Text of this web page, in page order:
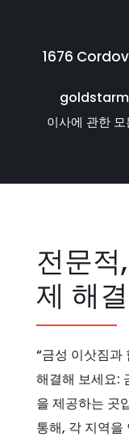
1676
이사에 관한
전문
제 해
“금성 이삿짐과
해결해 보세요:
을 제공하는 곳
통해, 각 지역